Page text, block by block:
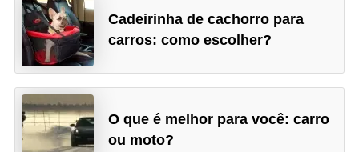
Cadeirinha de cachorro para
carros: como escolher?
O que é melhor para você: carro
ou moto?